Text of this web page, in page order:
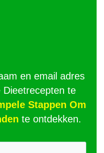
en email adres
Dieetrecepten te
Stappen Om
te ontdekken.